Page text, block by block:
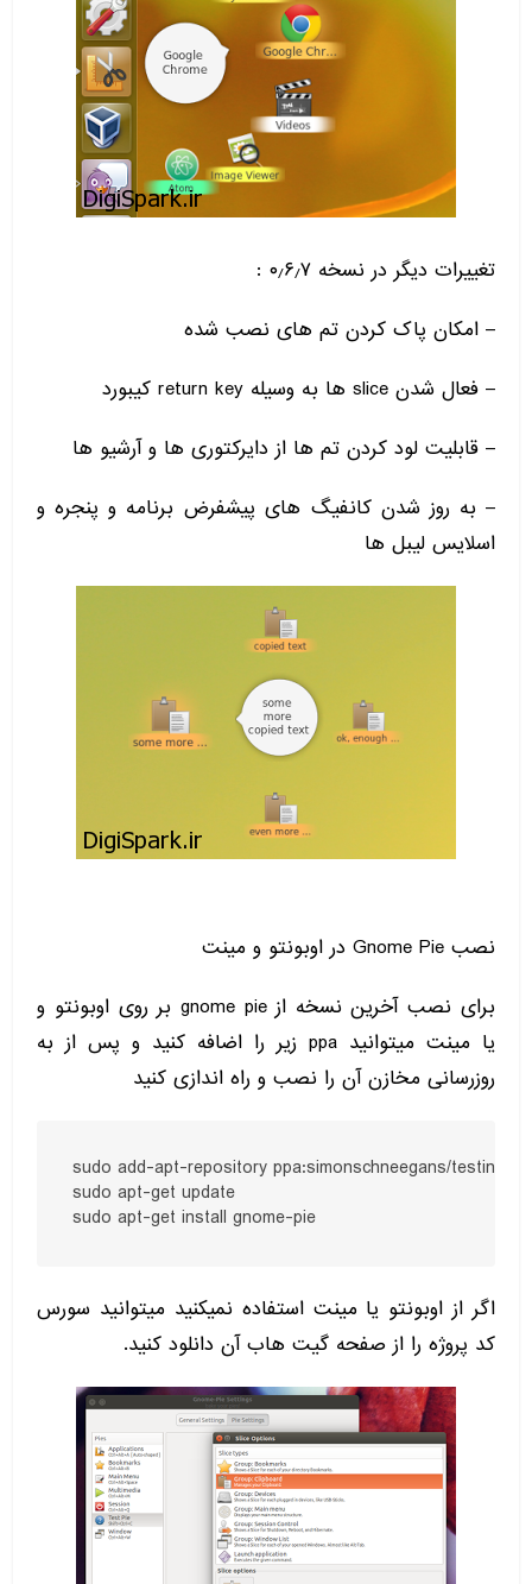
تغییرات دیگر در نسخه ۰٫۶٫۷ :
– امکان پاک کردن تم های نصب شده
– فعال شدن slice ها به وسیله return key کیبورد
– قابلیت لود کردن تم ها از دایرکتوری ها و آرشیو ها
– به روز شدن کانفیگ های پیشفرض برنامه و پنجره و
اسلایس لیبل ها
نصب Gnome Pie در اوبونتو و مینت
برای نصب آخرین نسخه از gnome pie بر روی اوبونتو و
یا مینت میتوانید ppa زیر را اضافه کنید و پس از به
روزرسانی مخازن آن را نصب و راه اندازی کنید
sudo add-apt-repository ppa:simonschneegans/testing
sudo apt-get update
sudo apt-get install gnome-pie
اگر از اوبونتو یا مینت استفاده نمیکنید میتوانید سورس
کد پروژه را از صفحه گیت هاب آن دانلود کنید.